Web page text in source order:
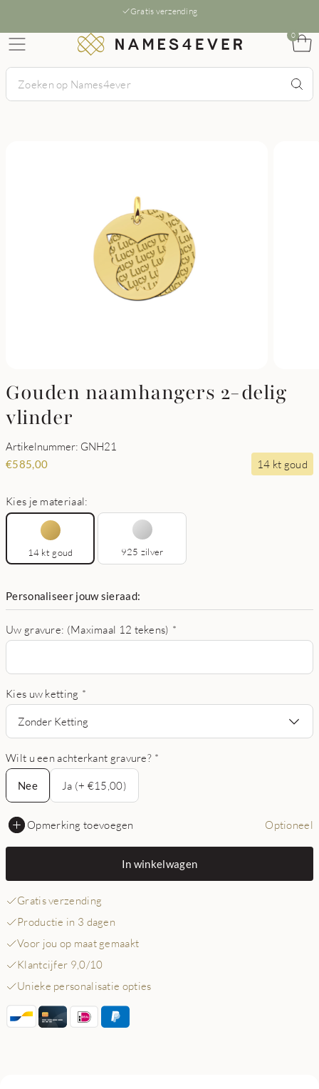
Gratis verzending
0
Gouden naamhangers 2-delig
vlinder
Artikelnummer: GNH21
€585,00 14 kt goud
Kies je materiaal:
14 kt goud 925 zilver
Personaliseer jouw sieraad:
Uw gravure: (Maximaal 12 tekens) *
Kies uw ketting *
Zonder Ketting
Wilt u een achterkant gravure? *
Nee
Nee
Ja (+ €15,00)
Opmerking toevoegen Optioneel
In winkelwagen
Gratis verzending
Productie in 3 dagen
Voor jou op maat gemaakt
Klantcijfer 9,0/10
Unieke personalisatie opties